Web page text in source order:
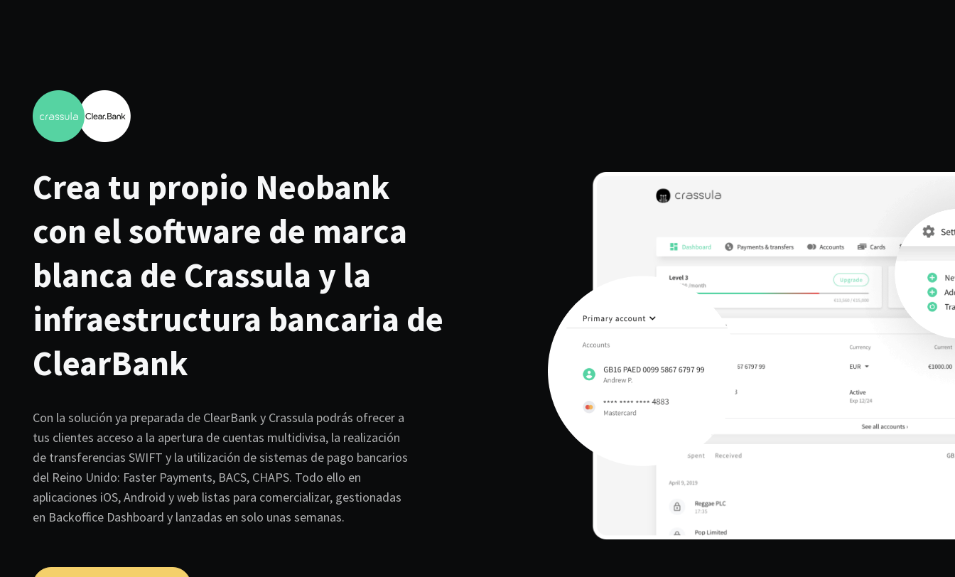
Crea tu propio Neobank
con el software de marca
blanca de Crassula y la
infraestructura bancaria de
ClearBank
Con la solución ya preparada de ClearBank y Crassula podrás ofrecer a
tus clientes acceso a la apertura de cuentas multidivisa, la realización
de transferencias SWIFT y la utilización de sistemas de pago bancarios
del Reino Unido: Faster Payments, BACS, CHAPS. Todo ello en
aplicaciones iOS, Android y web listas para comercializar, gestionadas
en Backoffice Dashboard y lanzadas en solo unas semanas.